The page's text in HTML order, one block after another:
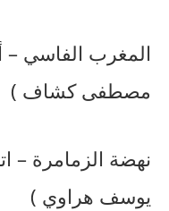
المغرب الفاسي –
مصطفى كشاف )
نهضة الزمامرة –
يوسف هراوي )